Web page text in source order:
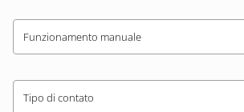
Funzionamento manuale
Tipo di contato